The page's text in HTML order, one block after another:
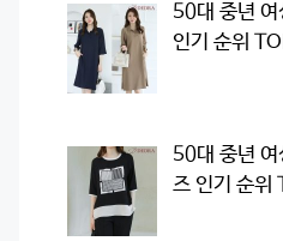
50대 중년 여
인기 순위
50대 중년 여
즈 인기 순